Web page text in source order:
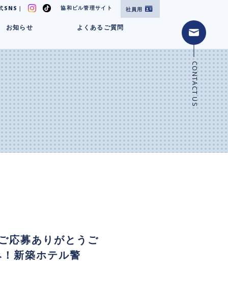
SNS｜ 協和ビル管理サイト 社員用
お知らせ よくあるご質問
応募ありがとうご
新築ホテル警